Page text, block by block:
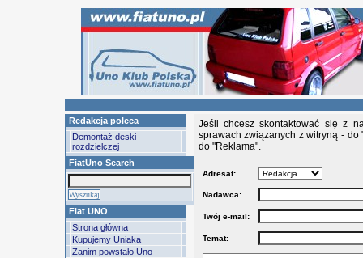
Redakcja poleca
Demontaż deski
rozdzielczej
FiatUno Search
Fiat UNO
Strona główna
Kupujemy Uniaka
Zanim powstało Uno
Jeśli chcesz skontaktować się z
sprawach związanych z witryną - do
do "Reklama".
Adresat:
Nadawca:
Twój e-mail:
Temat: